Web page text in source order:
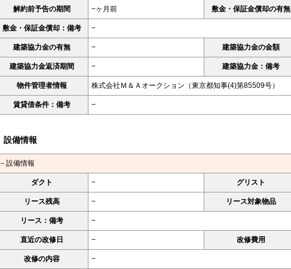
解約前予告の期間 −ヶ月前 敷金・保証金償却の有無
敷金・保証金償却：備考 −
建築協力金の有無 − 建築協力金の金額
建築協力金返済期間 − 建築協力金：備考
物件管理者情報 株式会社Ｍ＆Ａオークション（東京都知事(4)第85509号）
賃貸借条件：備考 −
設備情報
－設備情報
ダクト − グリスト
リース残高 − リース対象物品
リース：備考 −
直近の改修日 − 改修費用
改修の内容 −